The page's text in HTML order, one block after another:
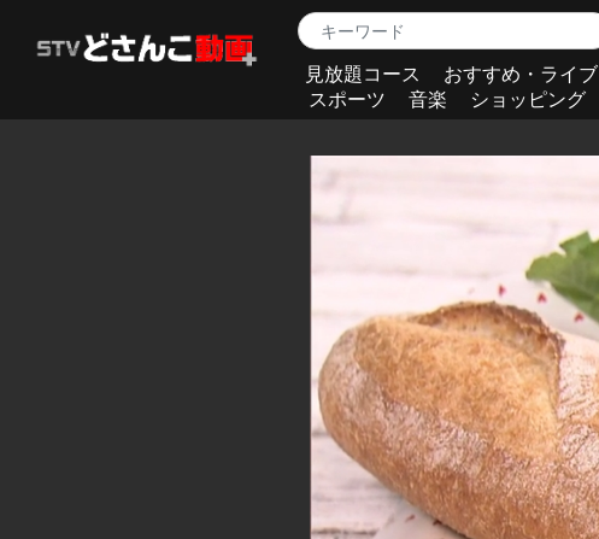
見放題コース おすすめ・ライブ
スポーツ
音楽 ショッピング